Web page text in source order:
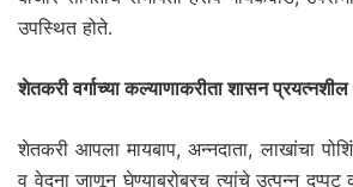
उपस्थित होते.
शेतकरीवर्गाच्याकल्याणाकरीताशासनप्रयत्नशील
शेतकरी आपला मायबाप, अन्नदाता, लाखांचा
व वेदना जाणून घेण्याबरोबरच त्यांचे उत्पन्न दुप्पट